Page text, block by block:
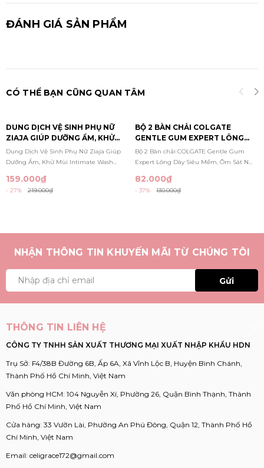
ĐÁNH GIÁ SẢN PHẨM
CÓ THỂ BẠN CŨNG QUAN TÂM
DUNG DỊCH VỆ SINH PHỤ NỮ
ZIAJA GIÚP DƯỠNG ẨM, KHỬ
MÙI INTIMATE WASH GEL
200ML
Dung Dịch Vệ Sinh Phụ Nữ Ziaja Giúp
Dưỡng Ẩm, Khử Mùi Intimate Wash...
159.000₫
- 27% 219.000₫
BỘ 2 BÀN CHẢI COLGATE
GENTLE GUM EXPERT LÔNG
DÀY SIÊU MỀM, ÔM SÁT NƯỚU,
GIẢM CHẢY MÁU NƯỚU
Bộ 2 Bàn chải COLGATE Gentle Gum
Expert Lông Dày Siêu Mềm, Ôm Sát N...
82.000₫
- 37% 130.000₫
NHẬN THÔNG TIN KHUYẾN MÃI TỪ CHÚNG TÔI
Gửi
THÔNG TIN LIÊN HỆ
CÔNG TY TNHH SẢN XUẤT THƯƠNG MẠI XUẤT NHẬP KHẨU HDN
Trụ Sở: F4/38B Đường 6B, Ấp 6A, Xã Vĩnh Lộc B, Huyện Bình Chánh,
Thành Phố Hồ Chí Minh, Việt Nam
Văn phòng HCM: 104 Nguyễn Xí, Phường 26, Quận Bình Thạnh, Thành
Phố Hồ Chí Minh, Việt Nam
Cửa hàng: 33 Vườn Lài, Phường An Phú Đông, Quận 12, Thành Phố Hồ
Chí Minh, Việt Nam
Email: celigrace172@gmail.com